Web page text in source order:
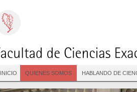
INICIO QUIENES SOMOS HABLANDO DE